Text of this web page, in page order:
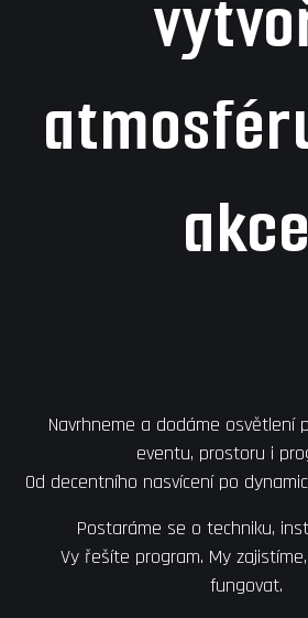
akce
Navrhneme a dodáme osvětlení
eventu, prostoru i
Od decentního nasvícení po
Postaráme se o techniku,
Vy řešíte program. My
fungovat.